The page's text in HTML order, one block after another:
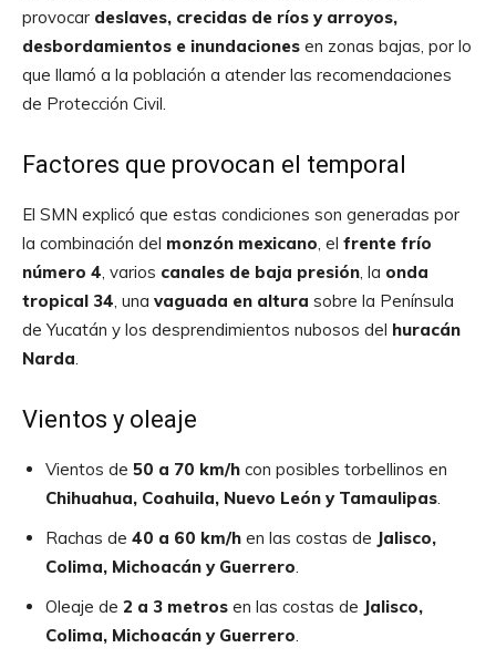
provocar deslaves, crecidas de ríos y arroyos,
desbordamientos e inundaciones en zonas bajas, por lo
que llamó a la población a atender las recomendaciones
de Protección Civil.
Factores que provocan el temporal
El SMN explicó que estas condiciones son generadas por
la combinación del monzón mexicano, el frente frío
número 4, varios canales de baja presión, la onda
tropical 34, una vaguada en altura sobre la Península
de Yucatán y los desprendimientos nubosos del huracán
Narda.
Vientos y oleaje
Vientos de 50 a 70 km/h con posibles torbellinos en
Chihuahua, Coahuila, Nuevo León y Tamaulipas.
Rachas de 40 a 60 km/h en las costas de Jalisco,
Colima, Michoacán y Guerrero.
Oleaje de 2 a 3 metros en las costas de Jalisco,
Colima, Michoacán y Guerrero.